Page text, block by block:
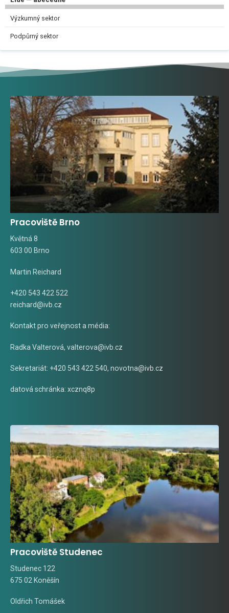
Výzkumný sektor
Podpůrný sektor
Pracoviště Brno
Květná 8
603 00 Brno
Martin Reichard
+420 543 422 522
reichard@ivb.cz
Kontakt pro veřejnost a média:
Radka Valterová, valterova@ivb.cz
Sekretariát: +420 543 422 540, novotna@ivb.cz
datová schránka: xcznq8p
Pracoviště Studenec
Studenec 122
675 02 Koněšín
Oldřich Tomášek